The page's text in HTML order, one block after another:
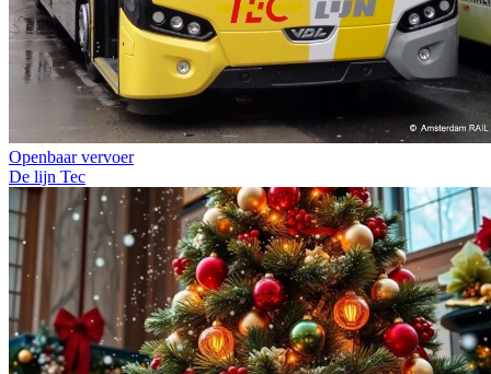
Openbaar vervoer
De lijn Tec